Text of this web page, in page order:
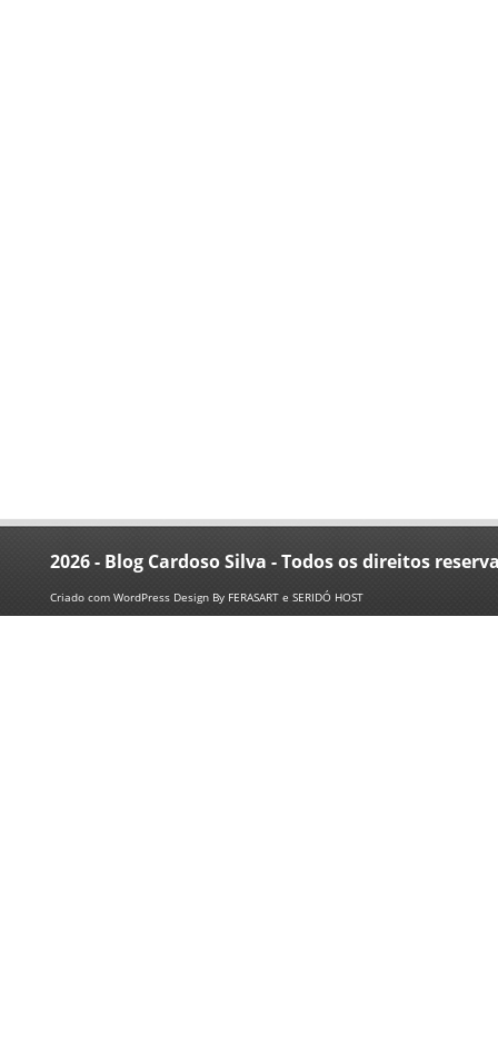
2026 - Blog Cardoso Silva - Todos os direitos
Criado com WordPress Design By FERASART e SERIDÓ HOST